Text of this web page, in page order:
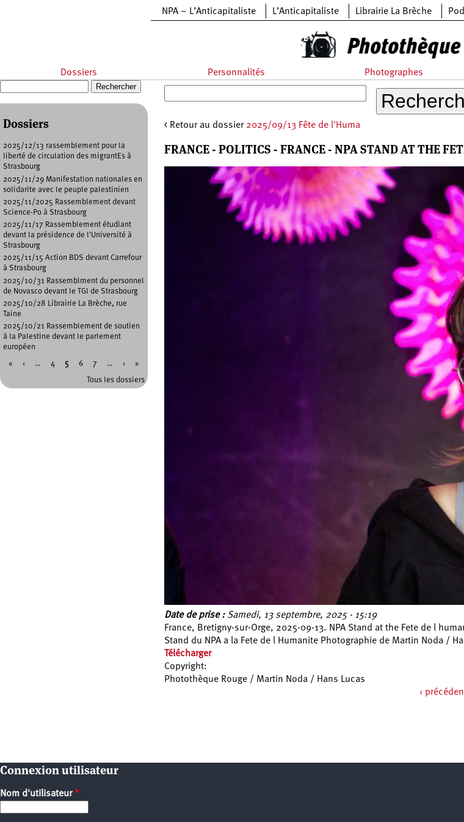
NPA – L’Anticapitaliste L’Anticapitaliste Librairie La Brèche
Dossiers Personnalités Photographes
< Retour au dossier 2025/09/13 Fête de l'Huma
FRANCE - POLITICS - FRANCE - NPA STAND AT THE
Date de prise : Samedi, 13 septembre, 2025 - 15:19
France, Bretigny-sur-Orge, 2025-09-13. NPA Stand at the Fete de l
Stand du NPA a la Fete de l Humanite Photographie de Martin Noda /
Télécharger
Copyright:
Photothèque Rouge / Martin Noda / Hans Lucas
‹
Formulaire de recherche
Dossiers
2025/12/13 rassemblement pour la
liberté de circulation des migrantEs à
Strasbourg
2025/11/29 Manifestation nationales en
solidarite avec le peuple palestinien
2025/11/2025 Rassemblement devant
Science-Po à Strasbourg
2025/11/17 Rassemblement étudiant
devant la présidence de l'Université à
Strasbourg
2025/11/15 Action BDS devant Carrefour
à Strasbourg
2025/10/31 Rassemblment du personnel
de Novasco devant le TGI de Strasbourg
2025/10/28 Librairie La Brèche, rue
Taine
2025/10/21 Rassemblement de soutien
à la Palestine devant le parlement
européen
« ‹ … 4 5 6 7 … › »
Tous les dossiers
Connexion utilisateur
Nom d'utilisateur*